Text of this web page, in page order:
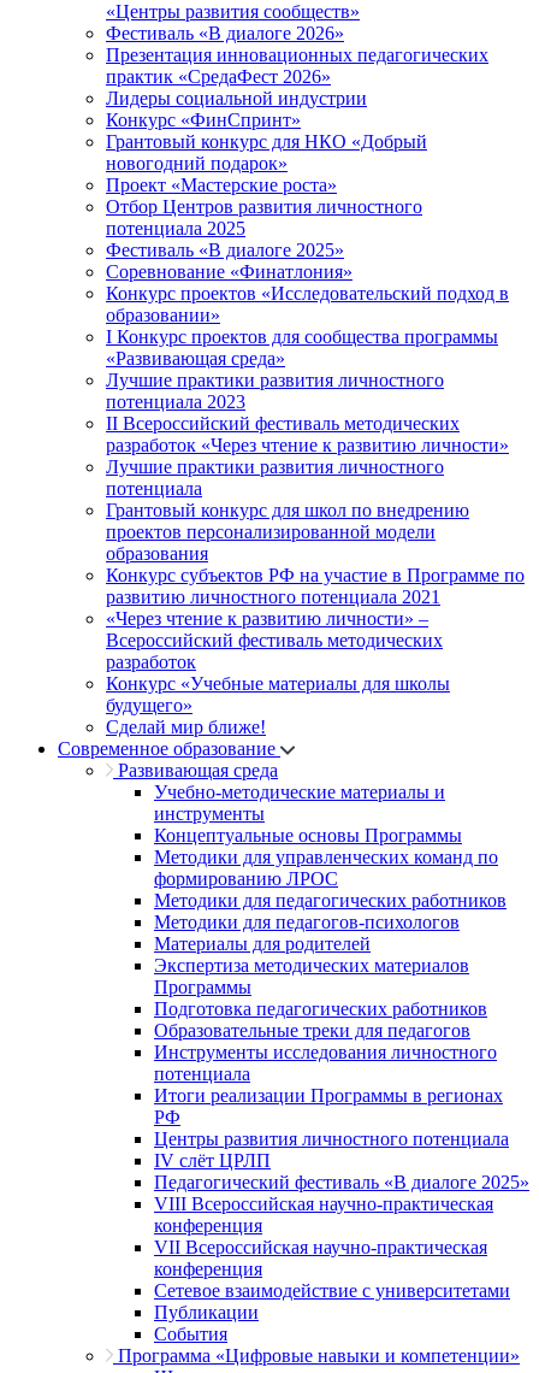
«Центры развития сообществ»
Фестиваль «В диалоге 2026»
Презентация инновационных педагогических
практик «СредаФест 2026»
Лидеры социальной индустрии
Конкурс «ФинСпринт»
Грантовый конкурс для НКО «Добрый
новогодний подарок»
Проект «Мастерские роста»
Отбор Центров развития личностного
потенциала 2025
Фестиваль «В диалоге 2025»
Соревнование «Финатлония»
Конкурс проектов «Исследовательский подход в
образовании»
I Конкурс проектов для сообщества программы
«Развивающая среда»
Лучшие практики развития личностного
потенциала 2023
II Всероссийский фестиваль методических
разработок «Через чтение к развитию личности»
Лучшие практики развития личностного
потенциала
Грантовый конкурс для школ по внедрению
проектов персонализированной модели
образования
Конкурс субъектов РФ на участие в Программе по
развитию личностного потенциала 2021
«Через чтение к развитию личности» –
Всероссийский фестиваль методических
разработок
Конкурс «Учебные материалы для школы
будущего»
Сделай мир ближе!
Современное образование
Развивающая среда
Учебно-методические материалы и
инструменты
Концептуальные основы Программы
Методики для управленческих команд по
формированию ЛРОС
Методики для педагогических работников
Методики для педагогов-психологов
Материалы для родителей
Экспертиза методических материалов
Программы
Подготовка педагогических работников
Образовательные треки для педагогов
Инструменты исследования личностного
потенциала
Итоги реализации Программы в регионах
РФ
Центры развития личностного потенциала
IV слёт ЦРЛП
Педагогический фестиваль «В диалоге 2025»
VIII Всероссийская научно-практическая
конференция
VII Всероссийская научно-практическая
конференция
Сетевое взаимодействие с университетами
Публикации
События
Программа «Цифровые навыки и компетенции»